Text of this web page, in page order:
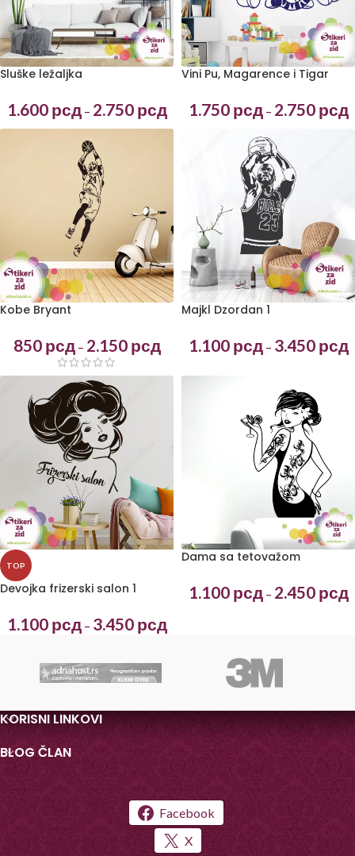
Sluške ležaljka
1.600 рсд – 2.750 рсд
Vini Pu, Magarence i Tigar
1.750 рсд – 2.750 рсд
Kobe Bryant
850 рсд – 2.150 рсд
Majkl Dzordan 1
1.100 рсд – 3.450 рсд
TOP
Devojka frizerski salon 1
1.100 рсд – 3.450 рсд
Dama sa tetovažom
1.100 рсд – 2.450 рсд
KORISNI LINKOVI
BLOG ČLAN
Facebook
X